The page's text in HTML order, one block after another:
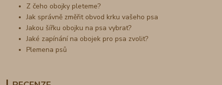
Z čeho obojky pleteme?
Jak správně změřit obvod krku vašeho psa
Jakou šířku obojku na psa vybrat?
Jaké zapínání na obojek pro psa zvolit?
Plemena psů